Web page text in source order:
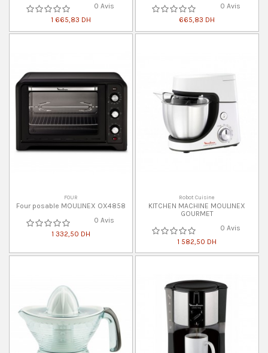
0 Avis
1 665,83 DH
0 Avis
665,83 DH
FOUR
Four posable MOULINEX OX4858
0 Avis
1 332,50 DH
Robot Cuisine
KITCHEN MACHINE MOULINEX
GOURMET
0 Avis
1 582,50 DH